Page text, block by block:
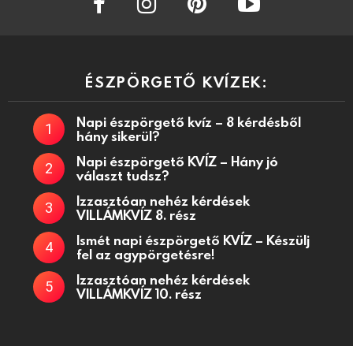
ÉSZPÖRGETŐ KVÍZEK:
Napi észpörgető kvíz – 8 kérdésből
hány sikerül?
Napi észpörgető KVÍZ – Hány jó
választ tudsz?
Izzasztóan nehéz kérdések
VILLÁMKVÍZ 8. rész
Ismét napi észpörgető KVÍZ – Készülj
fel az agypörgetésre!
Izzasztóan nehéz kérdések
VILLÁMKVÍZ 10. rész